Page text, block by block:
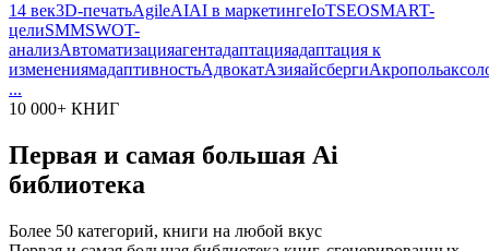
14 век3D-печатьAgileAIAI в маркетингеIoTSEOSMART-
целиSMMSWOT-
анализАвтоматизацияагентадаптацияадаптация к
изменениямадаптивностьАдвокатАзияайсбергиАкрополь
...
10 000+ КНИГ
Первая и самая большая Ai
библиотека
Более 50 категорий, книги на любой вкус